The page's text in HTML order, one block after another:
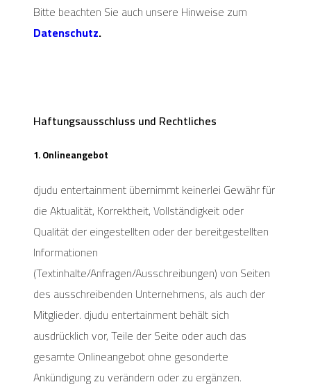
Bitte beachten Sie auch unsere Hinweise zum
Datenschutz.
Haftungsausschluss und Rechtliches
1. Onlineangebot
djudu entertainment übernimmt keinerlei Gewähr für
die Aktualität, Korrektheit, Vollständigkeit oder
Qualität der eingestellten oder der bereitgestellten
Informationen
(Textinhalte/Anfragen/Ausschreibungen) von Seiten
des ausschreibenden Unternehmens, als auch der
Mitglieder. djudu entertainment behält sich
ausdrücklich vor, Teile der Seite oder auch das
gesamte Onlineangebot ohne gesonderte
Ankündigung zu verändern oder zu ergänzen.